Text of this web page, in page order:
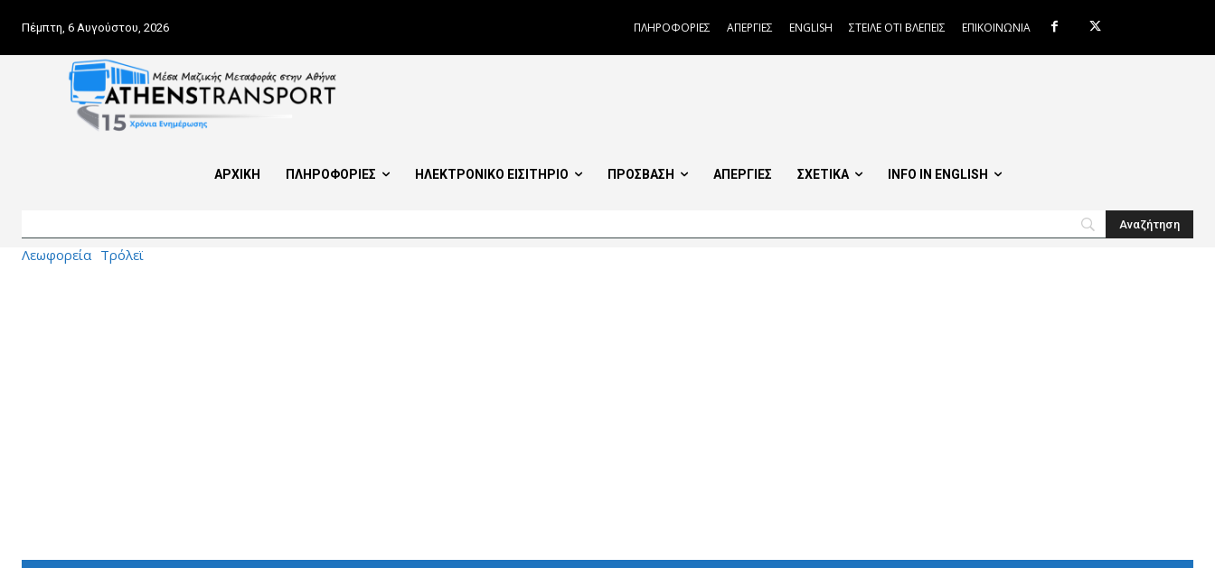
Πέμπτη, 6 Αυγούστου, 2026 ΠΛΗΡΟΦΟΡΙΕΣ ΑΠΕΡΓΙΕΣ ENGLISH ΣΤΕΙΛΕ ΟΤΙ ΒΛΕΠΕΙΣ ΕΠΙΚΟΙΝΩΝΙΑ
ΑΡΧΙΚΗ ΠΛΗΡΟΦΟΡΙΕΣ ΗΛΕΚΤΡΟΝΙΚΟ ΕΙΣΙΤΗΡΙΟ ΠΡΟΣΒΑΣΗ ΑΠΕΡΓΙΕΣ ΣΧΕΤΙΚΑ INFO IN ENGLISH
Λεωφορεία Τρόλεϊ